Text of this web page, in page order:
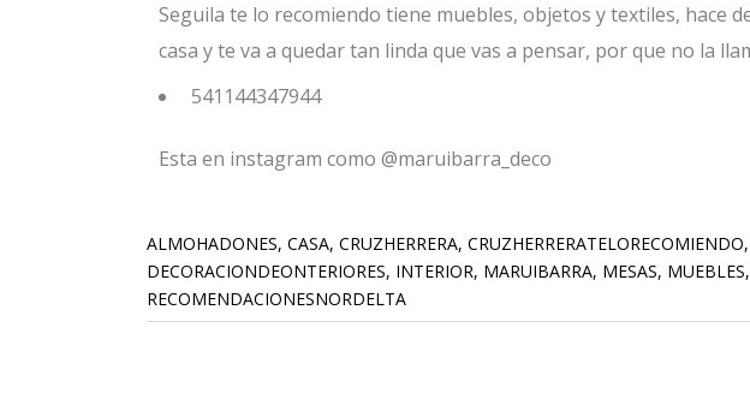
Seguila te lo recomiendo tiene muebles, objetos y textiles, hace
casa y te va a quedar tan linda que vas a pensar, por que no la
541144347944
Esta en instagram como @maruibarra_deco
ALMOHADONES, CASA, CRUZHERRERA, CRUZHERRERATELORECOMIENDO,
DECORACIONDEONTERIORES, INTERIOR, MARUIBARRA, MESAS, MUEBLES,
RECOMENDACIONESNORDELTA